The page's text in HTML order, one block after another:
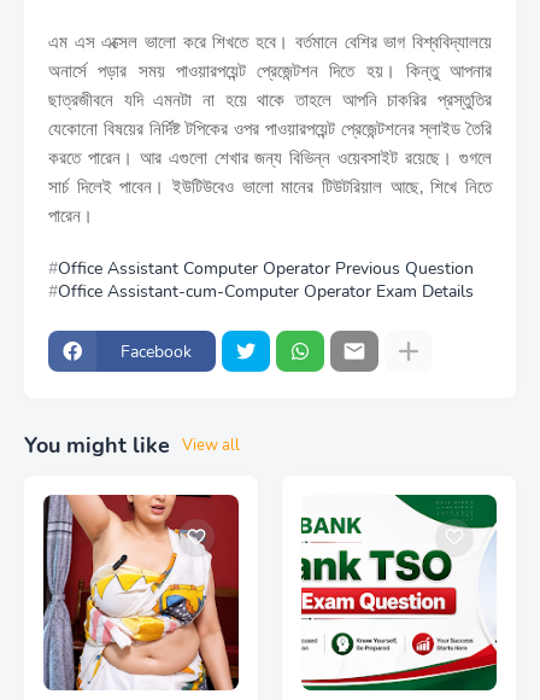
এম এস এক্সেল ভালো করে শিখতে হবে। বর্তমানে বেশির ভাগ বিশ্ববিদ্যালয়ে
অনার্সে পড়ার সময় পাওয়ারপয়েন্ট প্রেজেন্টশন দিতে হয়। কিন্তু আপনার
ছাত্রজীবনে যদি এমনটা না হয়ে থাকে তাহলে আপনি চাকরির প্রস্তুতির
যেকোনো বিষয়ের নির্দিষ্ট টপিকের ওপর পাওয়ারপয়েন্ট প্রেজেন্টশনের স্লাইড তৈরি
করতে পারেন। আর এগুলো শেখার জন্য বিভিন্ন ওয়েবসাইট রয়েছে। গুগলে
সার্চ দিলেই পাবেন। ইউটিউবেও ভালো মানের টিউটরিয়াল আছে, শিখে নিতে
পারেন।
Office Assistant Computer Operator Previous Question
Office Assistant-cum-Computer Operator Exam Details
Facebook
You might like View all